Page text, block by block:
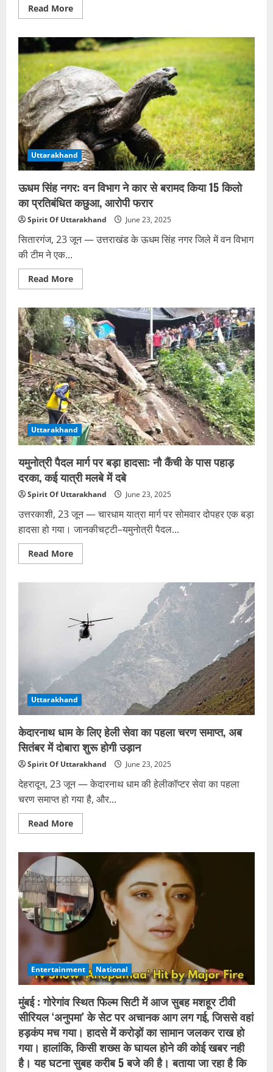
Read MoreRead
more
टीचर
का
कारनामा:
नाबालिग
छात्र
के
साथ
किया
गंदा
काम,
अच्छे
नंबर
का
लालच
दिया,
अश्लील
भी
बनाए
Uttarakhand
ऊधम सिंह नगर: वन विभाग ने कार से बरामद किया 15 किलो
का प्रतिबंधित कछुआ, आरोपी फरार
Spirit Of Uttarakhand June 23, 2025
सितारगंज, 23 जून — उत्तराखंड के ऊधम सिंह नगर जिले में वन विभाग
की टीम ने एक...
Read MoreRead
more
सिंह
नगर:
वन
विभाग
ने
कार
से
बरामद
किया
15
किलो
का
प्रतिबंधित
कछुआ,
आरोपी
फरार
Uttarakhand
यमुनोत्री पैदल मार्ग पर बड़ा हादसा: नौ कैंची के पास पहाड़
दरका, कई यात्री मलबे में दबे
Spirit Of Uttarakhand June 23, 2025
उत्तरकाशी, 23 जून — चारधाम यात्रा मार्ग पर सोमवार दोपहर एक बड़ा
हादसा हो गया। जानकीचट्टी–यमुनोत्री पैदल...
Read MoreRead
more
हादसा:
नौ
कैंची
पहाड़
दरका,
मलबे
में
दबे
Uttarakhand
केदारनाथ धाम के लिए हेली सेवा का पहला चरण समाप्त, अब
सितंबर में दोबारा शुरू होगी उड़ान
Spirit Of Uttarakhand June 23, 2025
देहरादून, 23 जून — केदारनाथ धाम की हेलीकॉप्टर सेवा का पहला
चरण समाप्त हो गया है, और...
Read MoreRead
more
धाम
के
लिए
हेली
सेवा
का
पहला
चरण
समाप्त,
अब
दोबारा
शुरू
होगी
उड़ान
Entertainment National
मुंबई : गोरेगांव स्थित फिल्म सिटी में आज सुबह मशहूर टीवी
सीरियल ‘अनुपमा’ के सेट पर अचानक आग लग गई, जिससे वहां
हड़कंप मच गया। हादसे में करोड़ों का सामान जलकर राख हो
गया। हालांकि, किसी शख्स के घायल होने की कोई खबर नही
है। यह घटना सुबह करीब 5 बजे की है। बताया जा रहा है कि